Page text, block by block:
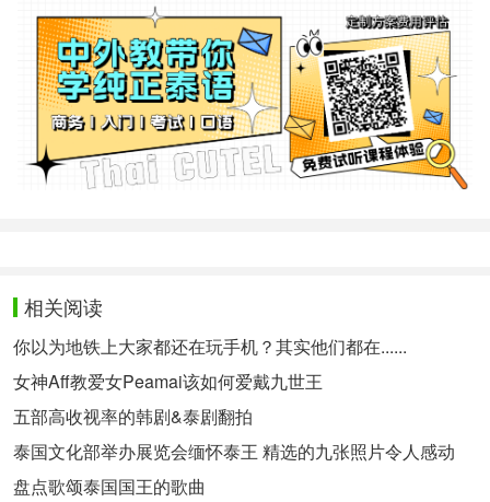
相关阅读
你以为地铁上大家都还在玩手机？其实他们都在......
女神Aff教爱女Peamai该如何爱戴九世王
五部高收视率的韩剧&泰剧翻拍
泰国文化部举办展览会缅怀泰王 精选的九张照片令人感动
盘点歌颂泰国国王的歌曲